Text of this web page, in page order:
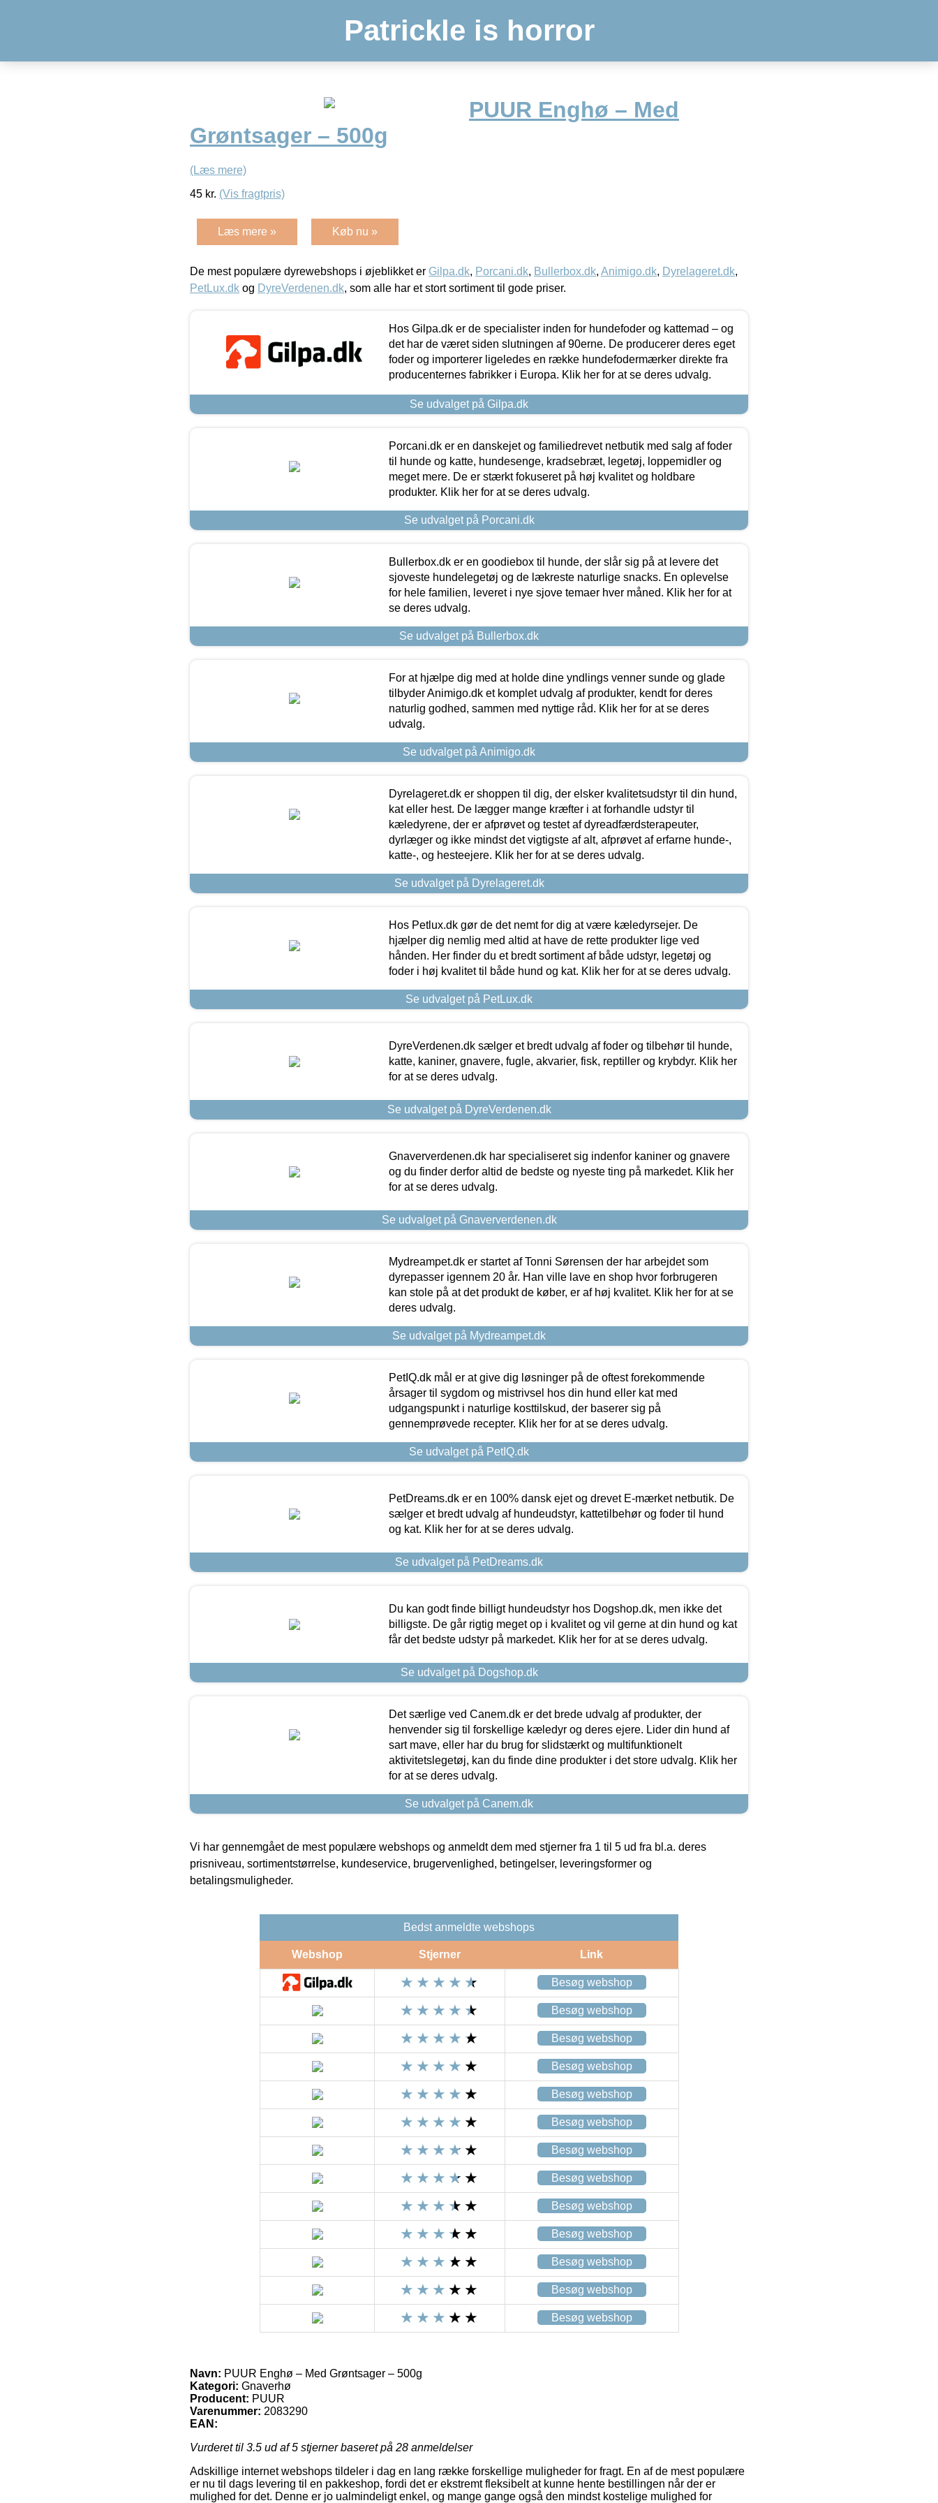
Patrickle is horror
PUUR Enghø – Med
Grøntsager – 500g
(Læs mere)
45 kr. (Vis fragtpris)
Læs mere » Køb nu »
De mest populære dyrewebshops i øjeblikket er Gilpa.dk, Porcani.dk, Bullerbox.dk, Animigo.dk, Dyrelageret.dk,
PetLux.dk og DyreVerdenen.dk, som alle har et stort sortiment til gode priser.
Hos Gilpa.dk er de specialister inden for hundefoder og kattemad – og
det har de været siden slutningen af 90erne. De producerer deres eget
foder og importerer ligeledes en række hundefodermærker direkte fra
producenternes fabrikker i Europa. Klik her for at se deres udvalg.
Se udvalget på Gilpa.dk
Porcani.dk er en danskejet og familiedrevet netbutik med salg af foder
til hunde og katte, hundesenge, kradsebræt, legetøj, loppemidler og
meget mere. De er stærkt fokuseret på høj kvalitet og holdbare
produkter. Klik her for at se deres udvalg.
Se udvalget på Porcani.dk
Bullerbox.dk er en goodiebox til hunde, der slår sig på at levere det
sjoveste hundelegetøj og de lækreste naturlige snacks. En oplevelse
for hele familien, leveret i nye sjove temaer hver måned. Klik her for at
se deres udvalg.
Se udvalget på Bullerbox.dk
For at hjælpe dig med at holde dine yndlings venner sunde og glade
tilbyder Animigo.dk et komplet udvalg af produkter, kendt for deres
naturlig godhed, sammen med nyttige råd. Klik her for at se deres
udvalg.
Se udvalget på Animigo.dk
Dyrelageret.dk er shoppen til dig, der elsker kvalitetsudstyr til din hund,
kat eller hest. De lægger mange kræfter i at forhandle udstyr til
kæledyrene, der er afprøvet og testet af dyreadfærdsterapeuter,
dyrlæger og ikke mindst det vigtigste af alt, afprøvet af erfarne hunde-,
katte-, og hesteejere. Klik her for at se deres udvalg.
Se udvalget på Dyrelageret.dk
Hos Petlux.dk gør de det nemt for dig at være kæledyrsejer. De
hjælper dig nemlig med altid at have de rette produkter lige ved
hånden. Her finder du et bredt sortiment af både udstyr, legetøj og
foder i høj kvalitet til både hund og kat. Klik her for at se deres udvalg.
Se udvalget på PetLux.dk
DyreVerdenen.dk sælger et bredt udvalg af foder og tilbehør til hunde,
katte, kaniner, gnavere, fugle, akvarier, fisk, reptiller og krybdyr. Klik her
for at se deres udvalg.
Se udvalget på DyreVerdenen.dk
Gnaververdenen.dk har specialiseret sig indenfor kaniner og gnavere
og du finder derfor altid de bedste og nyeste ting på markedet. Klik her
for at se deres udvalg.
Se udvalget på Gnaververdenen.dk
Mydreampet.dk er startet af Tonni Sørensen der har arbejdet som
dyrepasser igennem 20 år. Han ville lave en shop hvor forbrugeren
kan stole på at det produkt de køber, er af høj kvalitet. Klik her for at se
deres udvalg.
Se udvalget på Mydreampet.dk
PetIQ.dk mål er at give dig løsninger på de oftest forekommende
årsager til sygdom og mistrivsel hos din hund eller kat med
udgangspunkt i naturlige kosttilskud, der baserer sig på
gennemprøvede recepter. Klik her for at se deres udvalg.
Se udvalget på PetIQ.dk
PetDreams.dk er en 100% dansk ejet og drevet E-mærket netbutik. De
sælger et bredt udvalg af hundeudstyr, kattetilbehør og foder til hund
og kat. Klik her for at se deres udvalg.
Se udvalget på PetDreams.dk
Du kan godt finde billigt hundeudstyr hos Dogshop.dk, men ikke det
billigste. De går rigtig meget op i kvalitet og vil gerne at din hund og kat
får det bedste udstyr på markedet. Klik her for at se deres udvalg.
Se udvalget på Dogshop.dk
Det særlige ved Canem.dk er det brede udvalg af produkter, der
henvender sig til forskellige kæledyr og deres ejere. Lider din hund af
sart mave, eller har du brug for slidstærkt og multifunktionelt
aktivitetslegetøj, kan du finde dine produkter i det store udvalg. Klik her
for at se deres udvalg.
Se udvalget på Canem.dk
Vi har gennemgået de mest populære webshops og anmeldt dem med stjerner fra 1 til 5 ud fra bl.a. deres
prisniveau, sortimentstørrelse, kundeservice, brugervenlighed, betingelser, leveringsformer og
betalingsmuligheder.
Bedst anmeldte webshops
Webshop Stjerner Link
Besøg webshop
Besøg webshop
Besøg webshop
Besøg webshop
Besøg webshop
Besøg webshop
Besøg webshop
Besøg webshop
Besøg webshop
Besøg webshop
Besøg webshop
Besøg webshop
Besøg webshop
Navn: PUUR Enghø – Med Grøntsager – 500g
Kategori: Gnaverhø
Producent: PUUR
Varenummer: 2083290
EAN:
Vurderet til 3.5 ud af 5 stjerner baseret på 28 anmeldelser
Adskillige internet webshops tildeler i dag en lang række forskellige muligheder for fragt. En af de mest populære
er nu til dags levering til en pakkeshop, fordi det er ekstremt fleksibelt at kunne hente bestillingen når der er
mulighed for det. Denne er jo ualmindeligt enkel, og mange gange også den mindst kostelige mulighed for